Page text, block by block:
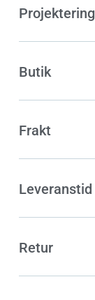
Projektering
Butik
Frakt
Leveranstid
Retur